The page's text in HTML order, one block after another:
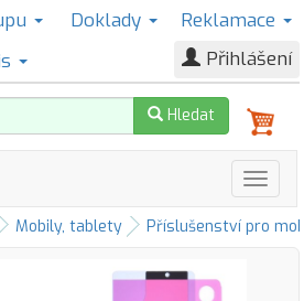
Doklady
Reklamace
Přihlášení
Hledat
Mobily, tablety Příslušenství pro